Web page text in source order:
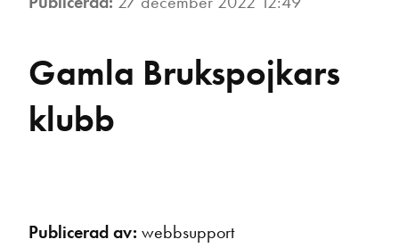
Gamla Brukspojkars
klubb
Publicerad av: webbsupport